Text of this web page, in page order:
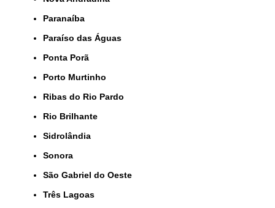
Paranaíba
Paraíso das Águas
Ponta Porã
Porto Murtinho
Ribas do Rio Pardo
Rio Brilhante
Sidrolândia
Sonora
São Gabriel do Oeste
Três Lagoas